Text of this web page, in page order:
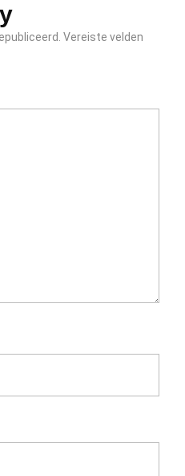
Vereiste velden